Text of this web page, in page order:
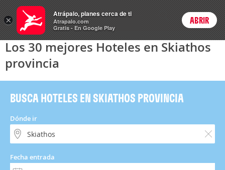
Hoteles Login
Los 30 mejores Hoteles en Skiathos
provincia
BUSCA HOTELES EN SKIATHOS PROVINCIA
Dónde ir
Fecha entrada
×
Atrápalo, planes cerca de ti
Atrapalo.com
Gratis - En Google Play
ABRIR